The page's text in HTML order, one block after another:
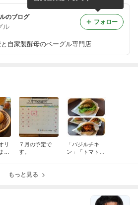
のブログ
ル
自家製酵母のベーグル専門店
フォロー
リ
し
７月の予定で
す。
「バジルチキ
ン」「トマトチ
もっと見る